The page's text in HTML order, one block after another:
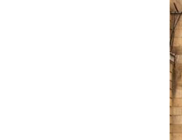
مرگبارتر پهپادهای ایرانی | پهپاد انتحاری
جدید ایران چیست؟